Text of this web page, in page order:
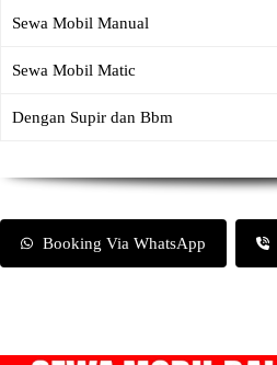
Sewa Mobil Manual
Sewa Mobil Matic
Dengan Supir dan Bbm
Booking Via WhatsApp